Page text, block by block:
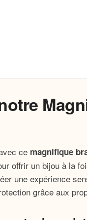
ce magnifique
offrir un bijou à la
une expérience
grâce aux